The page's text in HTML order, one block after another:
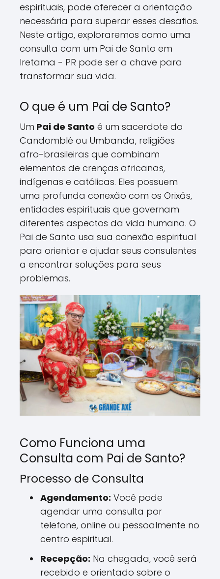
espirituais, pode oferecer a orientação
necessária para superar esses desafios.
Neste artigo, exploraremos como uma
consulta com um Pai de Santo em
Iretama - PR pode ser a chave para
transformar sua vida.
O que é um Pai de Santo?
Um Pai de Santo é um sacerdote do
Candomblé ou Umbanda, religiões
afro-brasileiras que combinam
elementos de crenças africanas,
indígenas e católicas. Eles possuem
uma profunda conexão com os Orixás,
entidades espirituais que governam
diferentes aspectos da vida humana. O
Pai de Santo usa sua conexão espiritual
para orientar e ajudar seus consulentes
a encontrar soluções para seus
problemas.
Como Funciona uma
Consulta com Pai de Santo?
Processo de Consulta
Agendamento: Você pode
agendar uma consulta por
telefone, online ou pessoalmente no
centro espiritual.
Recepção: Na chegada, você será
recebido e orientado sobre o